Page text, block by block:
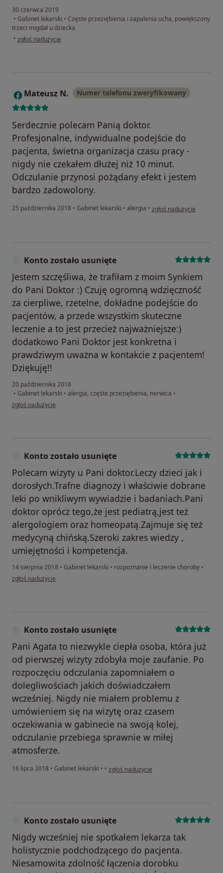
30 czerwca 2019
• Gabinet lekarski • Częste przeziębienia i zapalenia ucha, powiększony
trzeci migdał u dziecka
• w opinii użytkownika Agnieszka Gawron-Gawrzyńska
zgłoś nadużycie
M Mateusz N. Numer telefonu zweryfikowany
Serdecznie polecam Panią doktor.
Profesjonalne, indywidualne podejście do
pacjenta, świetna organizacja czasu pracy -
nigdy nie czekałem dłużej niż 10 minut.
Odczulanie przynosi pożądany efekt i jestem
bardzo zadowolony.
25 października 2018 • Gabinet lekarski • alergia • w opinii użytkownika
zgłoś nadużycie
Konto zostało usunięte
Jestem szczęśliwa, że trafiłam z moim Synkiem
do Pani Doktor :) Czuję ogromną wdzięczność
za cierpliwe, rzetelne, dokładne podejście do
pacjentów, a przede wszystkim skuteczne
leczenie a to jest przecież najważniejsze:)
dodatkowo Pani Doktor jest konkretna i
prawdziwym uważna w kontakcie z pacjentem!
Dziękuję!!
20 października 2018
• Gabinet lekarski • alergia, częste przeziębienia, nerwica •
w opinii użytkownika Konto zostało usunięte
zgłoś nadużycie
Konto zostało usunięte
Polecam wizyty u Pani doktor.Leczy dzieci jak i
dorosłych.Trafne diagnozy i właściwie dobrane
leki po wnikliwym wywiadzie i badaniach.Pani
doktor oprócz tego,że jest pediatrą,jest też
alergologiem oraz homeopatą.Zajmuje się też
medycyną chińską.Szeroki zakres wiedzy ,
umiejętności i kompetencja.
14 sierpnia 2018 • Gabinet lekarski • rozpoznanie i leczenie choroby •
w opinii użytkownika Konto zostało usunięte
zgłoś nadużycie
Konto zostało usunięte
Pani Agata to niezwykle ciepła osoba, która już
od pierwszej wizyty zdobyła moje zaufanie. Po
rozpoczęciu odczulania zapomniałem o
dolegliwościach jakich doświadczałem
wcześniej. Nigdy nie miałem problemu z
umówieniem się na wizytę oraz czasem
oczekiwania w gabinecie na swoją kolej,
odczulanie przebiega sprawnie w miłej
atmosferze.
16 lipca 2018 • Gabinet lekarski • • w opinii użytkownika Konto zostało
zgłoś nadużycie
Konto zostało usunięte
Nigdy wcześniej nie spotkałem lekarza tak
holistycznie podchodzącego do pacjenta.
Niesamowita zdolność łączenia dorobku